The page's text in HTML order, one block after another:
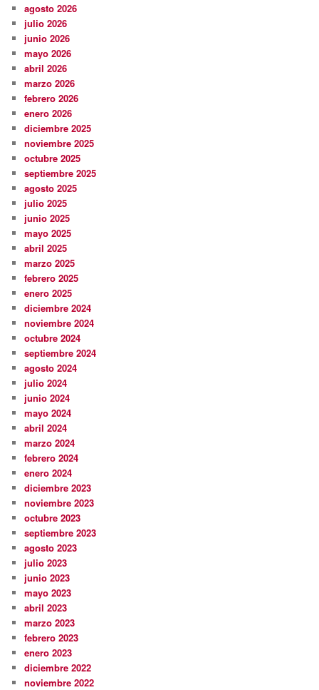
agosto 2026
julio 2026
junio 2026
mayo 2026
abril 2026
marzo 2026
febrero 2026
enero 2026
diciembre 2025
noviembre 2025
octubre 2025
septiembre 2025
agosto 2025
julio 2025
junio 2025
mayo 2025
abril 2025
marzo 2025
febrero 2025
enero 2025
diciembre 2024
noviembre 2024
octubre 2024
septiembre 2024
agosto 2024
julio 2024
junio 2024
mayo 2024
abril 2024
marzo 2024
febrero 2024
enero 2024
diciembre 2023
noviembre 2023
octubre 2023
septiembre 2023
agosto 2023
julio 2023
junio 2023
mayo 2023
abril 2023
marzo 2023
febrero 2023
enero 2023
diciembre 2022
noviembre 2022